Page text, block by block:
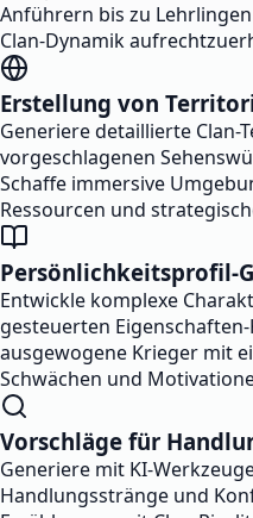
Anführern bis zu
Clan-Dynamik
Erstellung von
Generiere detaillierte Clan-
vorgeschlagenen
Schaffe immersive
Ressourcen und
Persönlichkeitsprofil-
Entwickle komplexe
gesteuerten
ausgewogene Krieger mit
Schwächen und
Vorschläge für
Generiere mit KI-
Handlungsstränge und